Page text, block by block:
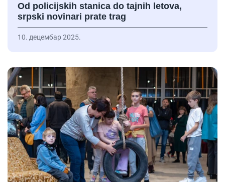
Od policijskih stanica do tajnih letova,
srpski novinari prate trag
10. децембар 2025.